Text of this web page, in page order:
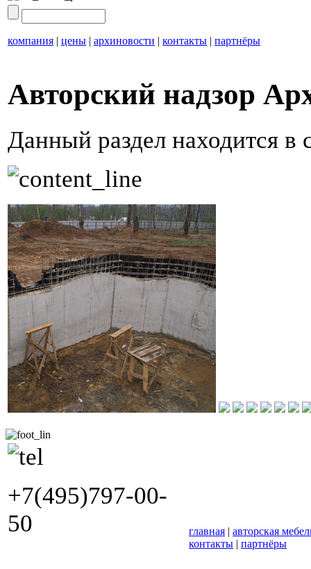
компания | цены | архиновости | контакты | партнёры
Авторский надзор
Данный раздел находится в
+7(495)797-00-
50
главная | авторская
контакты | партнёры